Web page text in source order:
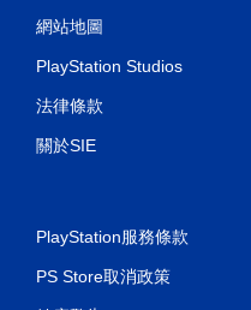
網站地圖
PlayStation Studios
法律條款
關於SIE
PlayStation服務條款
PS Store取消政策